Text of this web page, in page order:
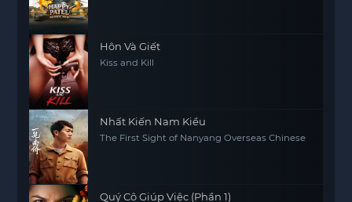
Hôn Và Giết
Kiss and Kill
Nhất Kiến Nam Kiều
The First Sight of Nanyang Overseas Chinese
Quý Cô Giúp Việc (Phần 1)